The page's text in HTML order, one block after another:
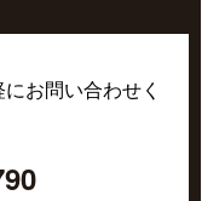
お問い合わせく